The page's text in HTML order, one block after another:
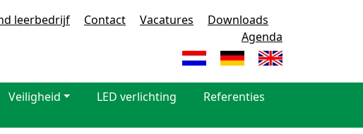
leerbedrijf Contact Vacatures
Downloads
Agenda
Veiligheid LED verlichting Referenties